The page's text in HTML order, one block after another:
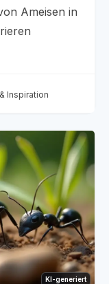
Ameisen in
Inspiration
KI-generiert